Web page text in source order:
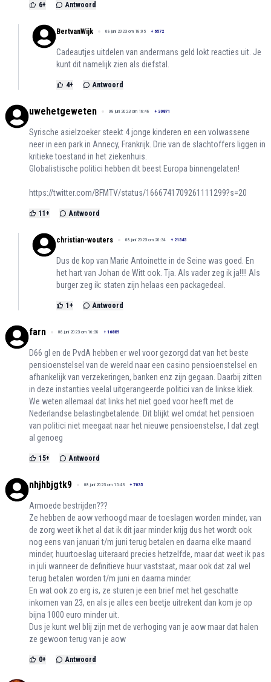
6+ Antwoord
BertvanWijk 08 juni 2023 om 18:05 + 6572
Cadeautjes uitdelen van andermans geld lokt reacties uit. Je
kunt dit namelijk zien als diefstal.
4+ Antwoord
uwehetgeweten 08 juni 2023 om 16:48 + 30871
Syrische asielzoeker steekt 4 jonge kinderen en een volwassene
neer in een park in Annecy, Frankrijk. Drie van de slachtoffers liggen in
kritieke toestand in het ziekenhuis.
Globalistische politici hebben dit beest Europa binnengelaten!
https://twitter.com/BFMTV/status/1666741709261111299?s=20
11 + Antwoord
christian-wouters 08 juni 2023 om 20:34 + 21545
Dus de kop van Marie Antoinette in de Seine was goed. En
het hart van Johan de Witt ook. Tja. Als vader zeg ik ja!!!! Als
burger zeg ik: staten zijn helaas een packagedeal.
1 + Antwoord
farn 08 juni 2023 om 16:38 + 16889
D66 gl en de PvdA hebben er wel voor gezorgd dat van het beste
pensioenstelsel van de wereld naar een casino pensioenstelsel en
afhankelijk van verzekeringen, banken enz zijn gegaan. Daarbij zitten
in deze instanties veelal uitgerangeerde politici van de linkse kliek.
We weten allemaal dat links het niet goed voor heeft met de
Nederlandse belastingbetalende. Dit blijkt wel omdat het pensioen
van politici niet meegaat naar het nieuwe pensioenstelse, l dat zegt
al genoeg
15+ Antwoord
nhjhbjgtk9 08 juni 2023 om 15:43 + 7035
Armoede bestrijden???
Ze hebben de aow verhoogd maar de toeslagen worden minder, van
de zorg weet ik het al dat ik dit jaar minder krijg dus het wordt ook
nog eens van januari t/m juni terug betalen en daarna elke maand
minder, huurtoeslag uiteraard precies hetzelfde, maar dat weet ik pas
in juli wanneer de definitieve huur vaststaat, maar ook dat zal wel
terug betalen worden t/m juni en daarna minder.
En wat ook zo erg is, ze sturen je een brief met het geschatte
inkomen van 23, en als je alles een beetje uitrekent dan kom je op
bijna 1000 euro minder uit.
Dus je kunt wel blij zijn met de verhoging van je aow maar dat halen
ze gewoon terug van je aow
0+ Antwoord